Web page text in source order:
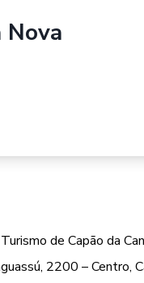
Nova
de Capão da
2200 – Centro,